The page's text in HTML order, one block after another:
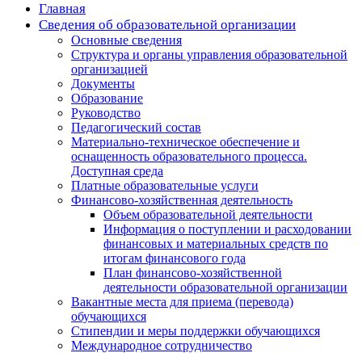
Главная
Сведения об образовательной организации
Основные сведения
Структура и органы управления образовательной
организацией
Документы
Образование
Руководство
Педагогический состав
Материально-техническое обеспечение и
оснащенность образовательного процесса.
Доступная среда
Платные образовательные услуги
Финансово-хозяйственная деятельность
Объем образовательной деятельности
Информация о поступлении и расходовании
финансовых и материальных средств по
итогам финансового года
План финансово-хозяйственной
деятельности образовательной организации
Вакантные места для приема (перевода)
обучающихся
Стипендии и меры поддержки обучающихся
Международное сотрудничество